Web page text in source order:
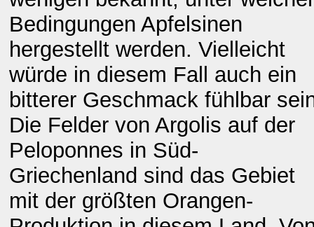
Bedingungen Apfelsinen
hergestellt werden. Vielleicht
würde in diesem Fall auch ein
bitterer Geschmack fühlbar
Die Felder von Argolis auf der
Peloponnes in Süd-
Griechenland sind das Gebiet
mit der größten Orangen-